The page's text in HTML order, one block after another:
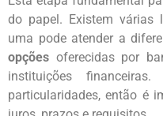
do papel. Existem várias
uma pode atender a
opções oferecidas por
instituições
particularidades, então é